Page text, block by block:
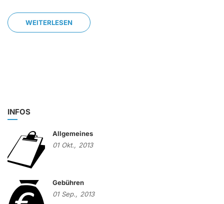
WEITERLESEN
INFOS
Allgemeines
01 Okt., 2013
Gebühren
01 Sep., 2013